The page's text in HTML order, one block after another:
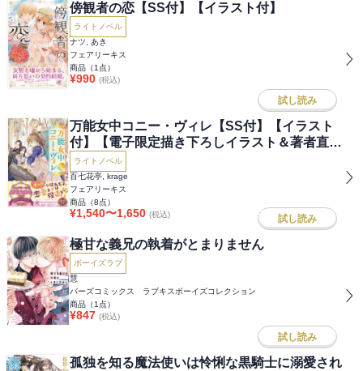
傍観者の恋【SS付】【イラスト付】
ライトノベル
ナツ, あき
フェアリーキス
商品（1 点）
¥990 (税込)
試し読み
万能女中コニー・ヴィレ【SS付】【イラスト
付】【電子限定描き下ろしイラスト＆著者直筆
コメント入り】
ライトノベル
百七花亭, krage
フェアリーキス
商品（8点）
¥1,540〜1,650 (税込) 試し読み
極甘な義兄の執着がとまりません
ボーイズラブ
慧
バーズコミックス ラブキスボーイズコレクション
商品（1 点）
¥847 (税込)
試し読み
孤独を知る魔法使いは怜悧な黒騎士に溺愛され